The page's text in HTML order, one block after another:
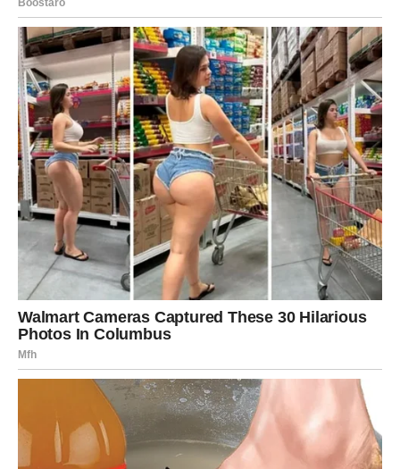
Posao
Dolazi ideja ili prilika. Nešto što čujete “usput” može biti
ključ. Obratite pažnju na ljude i reči – one nose poruku.
Novac
Stabilno, ali nemojte se zaletati u obećanja i troškove.
Planirajte.
Poruka sedmice:Ne govorite samo da biste pričali –
govorite da biste rešili.
RAK – EMOTIVNO BUĐENJE I
SUDBINSKA PORUKA
Rakovi ulaze u prvu sedmicu marta sa pojačanom
intuicijom. Možete osećati nostalgiju, setu, ali i čudnu